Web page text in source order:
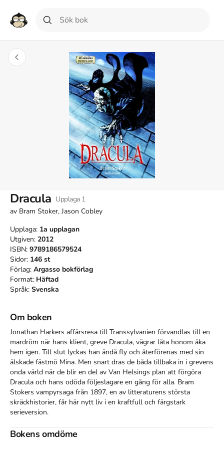
Dracula Upplaga 1
av Bram Stoker, Jason Cobley
Upplaga: 1a upplagan
Utgiven: 2012
ISBN: 9789186579524
Sidor: 146 st
Förlag: Argasso bokförlag
Format: Häftad
Språk: Svenska
Om boken
Jonathan Harkers affärsresa till Transsylvanien förvandlas till en
mardröm när hans klient, greve Dracula, vägrar låta honom åka
hem igen. Till slut lyckas han ändå fly och återförenas med sin
älskade fästmö Mina. Men snart dras de båda tillbaka in i grevens
onda värld när de blir en del av Van Helsings plan att förgöra
Dracula och hans odöda följeslagare en gång för alla. Bram
Stokers vampyrsaga från 1897, en av litteraturens största
skräckhistorier, får här nytt liv i en kraftfull och färgstark
serieversion.
Åtkomstkoder och digitalt tilläggsmaterial garanteras inte
Bokens omdöme